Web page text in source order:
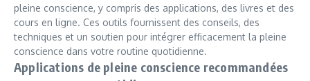
pleine conscience, y compris des applications, des livres et des
cours en ligne. Ces outils fournissent des conseils, des
techniques et un soutien pour intégrer efficacement la pleine
conscience dans votre routine quotidienne.
Applications de pleine conscience recommandées